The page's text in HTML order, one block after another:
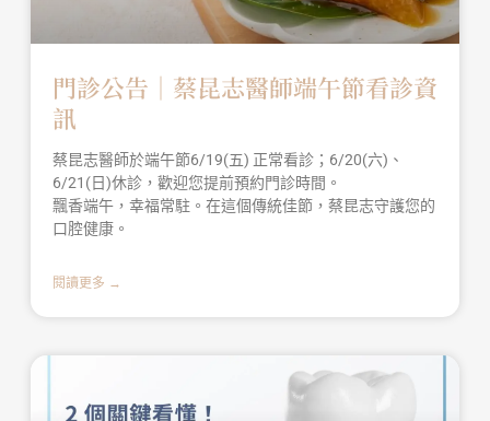
門診公告｜蔡昆志醫師端午節看診資
訊
蔡昆志醫師於端午節6/19(五) 正常看診；6/20(六)、
6/21(日)休診，歡迎您提前預約門診時間。
飄香端午，幸福常駐。在這個傳統佳節，蔡昆志守護您的
口腔健康。
閱讀更多 →